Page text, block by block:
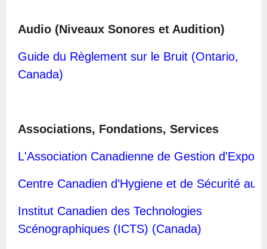
Audio (Niveaux Sonores et Audition)
Guide du Règlement sur le Bruit (Ontario,
Canada)
Associations, Fondations, Services
L'Association Canadienne de Gestion
Centre Canadien d’Hygiene et de Sécurité au
Institut Canadien des Technologies
Scénographiques (ICTS) (Canada)